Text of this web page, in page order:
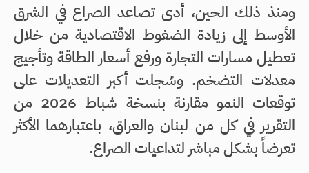
ومنذ ذلك الحين، أدى تصاعد الصراع في الشرق
الأوسط إلى زيادة الضغوط الاقتصادية من خلال
تعطيل مسارات التجارة ورفع أسعار الطاقة وتأجيج
معدلات التضخم. وسُجلت أكبر التعديلات على
توقعات النمو مقارنة بنسخة شباط 2026 من
التقرير في كل من لبنان والعراق، باعتبارهما الأكثر
تعرضاً بشكل مباشر لتداعيات الصراع.